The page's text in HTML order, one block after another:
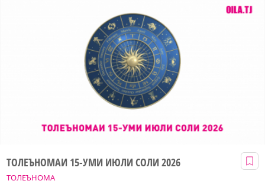
ТОЛЕЪНОМА
ТОЛЕЪНОМАИ 15-УМИ ИЮЛИ СОЛИ 2026